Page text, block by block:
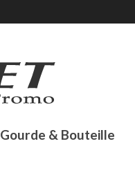
Gourde & Bouteille